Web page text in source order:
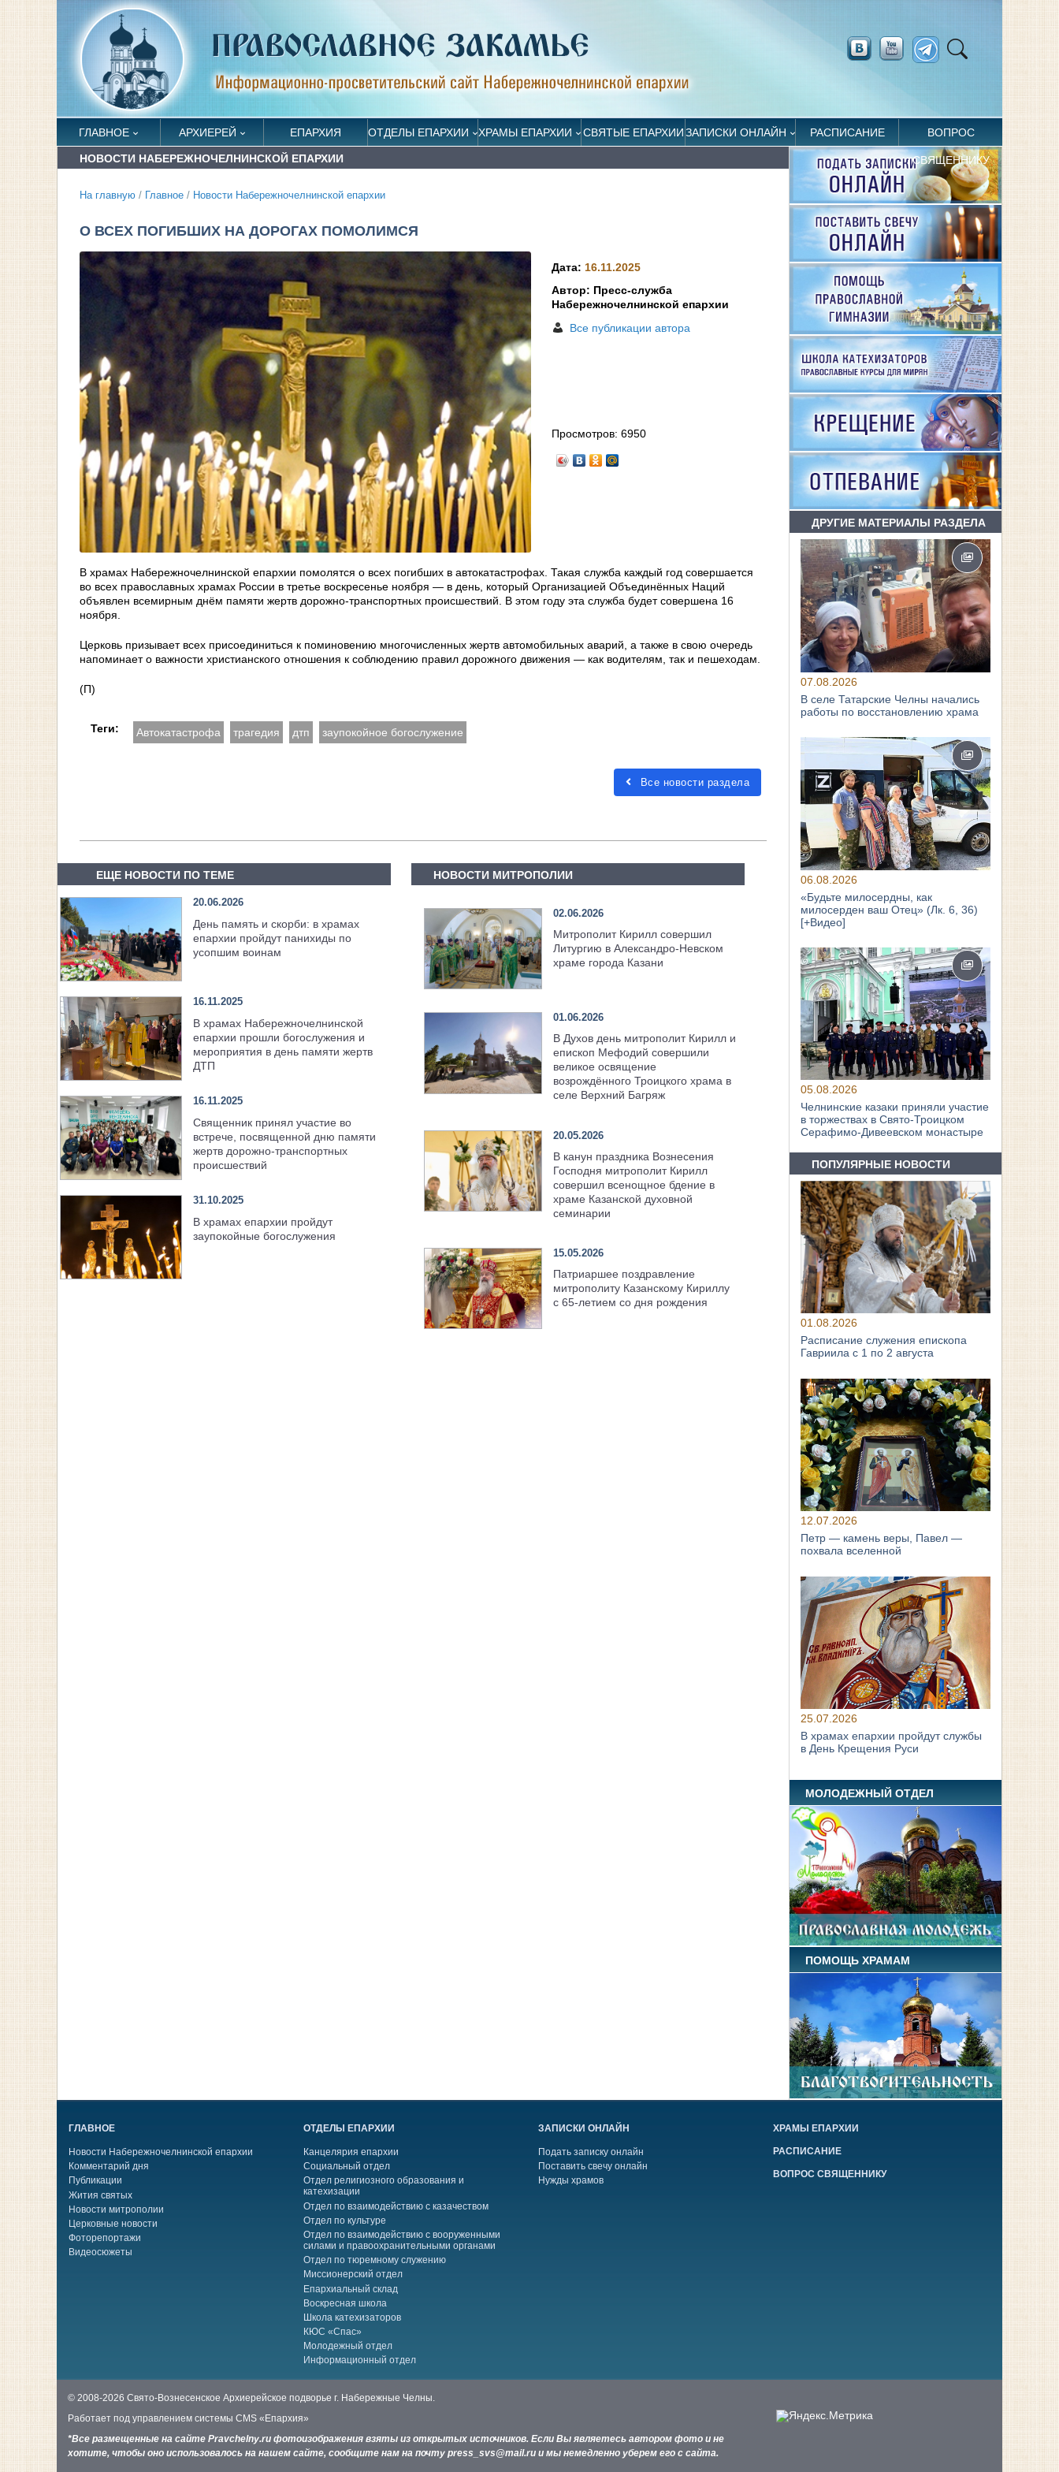
ГЛАВНОЕ АРХИЕРЕЙ ЕПАРХИЯ ОТДЕЛЫ ЕПАРХИИ ХРАМЫ ЕПАРХИИ СВЯТЫЕ ЕПАРХИИЗАПИСКИ ОНЛАЙН РАСПИСАНИЕ ВОПРОС
СВЯЩЕННИКУ
НОВОСТИ НАБЕРЕЖНОЧЕЛНИНСКОЙ ЕПАРХИИ
На главную / Главное / Новости Набережночелнинской епархии
О ВСЕХ ПОГИБШИХ НА ДОРОГАХ ПОМОЛИМСЯ
Дата: 16.11.2025
Автор: Пресс-служба
Набережночелнинской епархии
Все публикации автора
Просмотров:6950
В храмах Набережночелнинской епархии помолятся о всех погибших в автокатастрофах. Такая служба каждый год совершается
во всех православных храмах России в третье воскресенье ноября — в день, который Организацией Объединённых Наций
объявлен всемирным днём памяти жертв дорожно-транспортных происшествий. В этом году эта служба будет совершена 16
ноября.
Церковь призывает всех присоединиться к поминовению многочисленных жертв автомобильных аварий, а также в свою очередь
напоминает о важности христианского отношения к соблюдению правил дорожного движения — как водителям, так и пешеходам.
(П)
Теги: Автокатастрофа трагедия дтп заупокойное богослужение
Все новости раздела
ЕЩЕ НОВОСТИ ПО ТЕМЕ
20.06.2026
День память и скорби: в храмах
епархии пройдут панихиды по
усопшим воинам
16.11.2025
В храмах Набережночелнинской
епархии прошли богослужения и
мероприятия в день памяти жертв
ДТП
16.11.2025
Священник принял участие во
встрече, посвященной дню памяти
жертв дорожно-транспортных
происшествий
31.10.2025
В храмах епархии пройдут
заупокойные богослужения
НОВОСТИ МИТРОПОЛИИ
02.06.2026
Митрополит Кирилл совершил
Литургию в Александро-Невском
храме города Казани
01.06.2026
В Духов день митрополит Кирилл и
епископ Мефодий совершили
великое освящение
возрождённого Троицкого храма в
селе Верхний Багряж
20.05.2026
В канун праздника Вознесения
Господня митрополит Кирилл
совершил всенощное бдение в
храме Казанской духовной
семинарии
15.05.2026
Патриаршее поздравление
митрополиту Казанскому Кириллу
с 65-летием со дня рождения
ДРУГИЕ МАТЕРИАЛЫ РАЗДЕЛА
07.08.2026
В селе Татарские Челны начались
работы по восстановлению храма
06.08.2026
«Будьте милосердны, как
милосерден ваш Отец» (Лк. 6, 36)
[+Видео]
05.08.2026
Челнинские казаки приняли участие
в торжествах в Свято‑Троицком
Серафимо‑Дивеевском монастыре
ПОПУЛЯРНЫЕ НОВОСТИ
01.08.2026
Расписание служения епископа
Гавриила с 1 по 2 августа
12.07.2026
Петр — камень веры, Павел —
похвала вселенной
25.07.2026
В храмах епархии пройдут службы
в День Крещения Руси
МОЛОДЕЖНЫЙ ОТДЕЛ
ПОМОЩЬ ХРАМАМ
ГЛАВНОЕ
Новости Набережночелнинской епархии
Комментарий дня
Публикации
Жития святых
Новости митрополии
Церковные новости
Фоторепортажи
Видеосюжеты
ОТДЕЛЫ ЕПАРХИИ
Канцелярия епархии
Социальный отдел
Отдел религиозного образования и
катехизации
Отдел по взаимодействию с казачеством
Отдел по культуре
Отдел по взаимодействию с вооруженными
силами и правоохранительными органами
Отдел по тюремному служению
Миссионерский отдел
Епархиальный склад
Воскресная школа
Школа катехизаторов
КЮС «Спас»
Молодежный отдел
Информационный отдел
ЗАПИСКИ ОНЛАЙН
Подать записку онлайн
Поставить свечу онлайн
Нужды храмов
ХРАМЫ ЕПАРХИИ
РАСПИСАНИЕ
ВОПРОС СВЯЩЕННИКУ
© 2008-2026 Свято-Вознесенское Архиерейское подворье г. Набережные Челны.
Работает под управлением системы CMS «Епархия»
*Все размещенные на сайте Pravchelny.ru фотоизображения взяты из открытых источников. Если Вы являетесь автором фото и не
хотите, чтобы оно использовалось на нашем сайте, сообщите нам на почту press_svs@mail.ru и мы немедленно уберем его с сайта.